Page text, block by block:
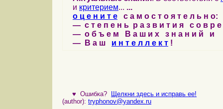
и критерием... ...
о ц е н и т е с а м о с т о я т е л ь н о:
— с т е п е н ь р а з в и т и я с о в р
— о б ъ е м В а ш и х з н а н и й и
— В а ш и н т е л л е к т !
♥ Ошибка?
Щелкни здесь и исправь ее!
(author): tryphonov@yandex.ru